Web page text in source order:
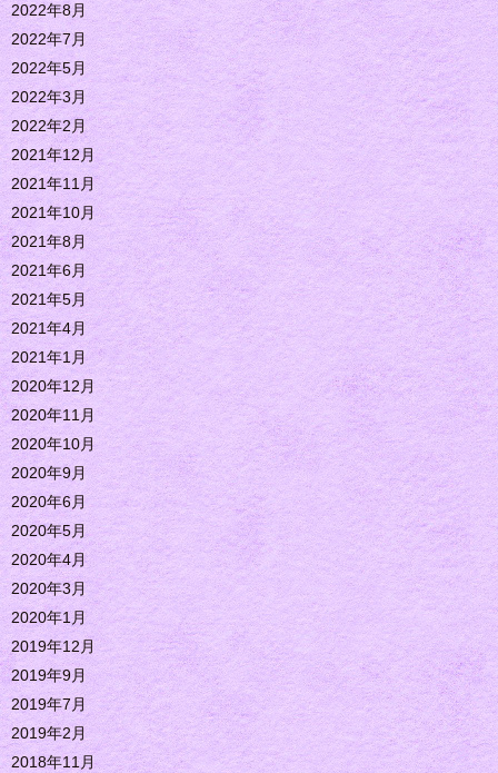
2022年8月
2022年7月
2022年5月
2022年3月
2022年2月
2021年12月
2021年11月
2021年10月
2021年8月
2021年6月
2021年5月
2021年4月
2021年1月
2020年12月
2020年11月
2020年10月
2020年9月
2020年6月
2020年5月
2020年4月
2020年3月
2020年1月
2019年12月
2019年9月
2019年7月
2019年2月
2018年11月